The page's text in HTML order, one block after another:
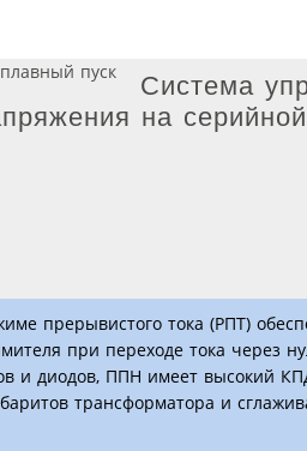
Система
на
прерывистого тока (РПТ)
при переходе тока через
и диодов, ППН имеет высокий
трансформатора и